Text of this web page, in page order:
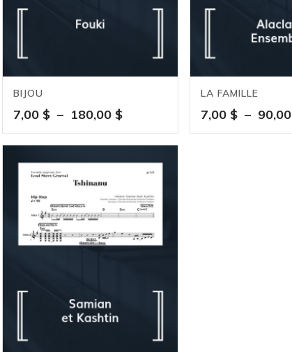
BIJOU
7,00 $ – 180,00 $Plage
de
prix :
7,00 $
180,00 $
LA FAMILLE
7,00 $ – 90,00